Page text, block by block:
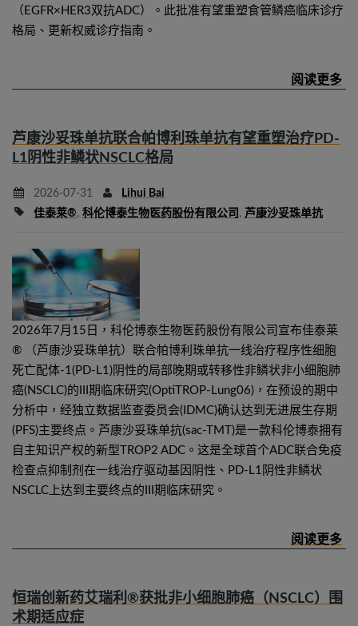
（EGFR×HER3双抗ADC）。此批准有望重塑食管鳞癌临床诊疗
格局、更新权威诊疗指南。
芦康沙妥珠单抗联合帕博利珠单抗有望重塑治疗PD-
L1阴性非鳞状NSCLC格局
2026-07-31
Lihui Bai
佳泰莱®, 科伦博泰生物医药股份有限公司 , 芦康沙妥珠单抗
2026年7月15日，科伦博泰生物医药股份有限公司宣布佳泰莱
® （芦康沙妥珠单抗）联合帕博利珠单抗一线治疗程序性细胞
死亡配体-1(PD-L1)阴性的局部晚期或转移性非鳞状非小细胞肺
癌(NSCLC)的III期临床研究(OptiTROP-Lung06)，在预设的期中
分析中，经独立数据监查委员会(IDMC)确认达到无进展生存期
(PFS)主要终点。芦康沙妥珠单抗(sac-TMT)是一款科伦博泰拥有
自主知识产权的新型TROP2 ADC。这是全球首个ADC联合免疫
检查点抑制剂在一线治疗驱动基因阴性、PD-L1阴性非鳞状
NSCLC上达到主要终点的III期临床研究。
恒瑞创新药艾瑞利®获批非小细胞肺癌（NSCLC）围
术期适应症